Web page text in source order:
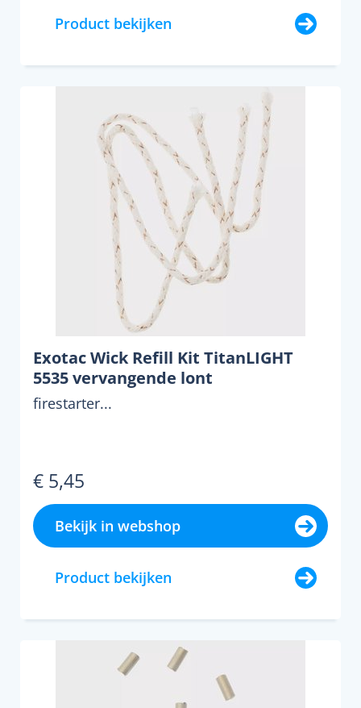
Product bekijken
Exotac Wick Refill Kit TitanLIGHT
5535 vervangende lont
firestarter...
€ 5,45
Bekijk in webshop
Product bekijken